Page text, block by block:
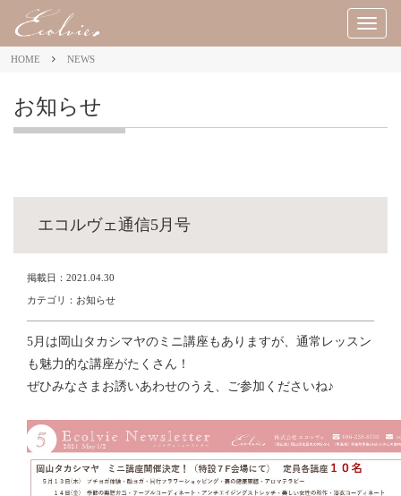
M
E
HOME NEWS
お知らせ
エコルヴェ通信5月号
掲載日：2021.04.30
カテゴリ：お知らせ
5月は岡山タカシマヤのミニ講座もありますが、通常レッスン
も魅力的な講座がたくさん！
ぜひみなさまお誘いあわせのうえ、ご参加くださいね♪